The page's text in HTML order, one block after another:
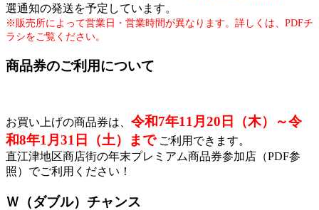
選通知の発送を予定しています。
※販売所によって営業日・営業時間が異なります。詳しくは、PDFチ
ラシをご覧ください。
商品券のご利用について
お買い上げの商品券は、 令和7年11月20日（木）～令
和8年1月31日（土）までご利用できます。
直江津地区商店街の年末プレミアム商品券参加店（PDF参
照）でご利用ください！
Ｗ（ダブル）チャンス